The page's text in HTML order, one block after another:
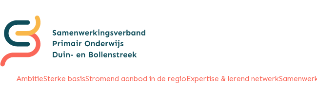
AmbitieSterke basisStromend aanbod in de regioExpertise & lerend netwerk